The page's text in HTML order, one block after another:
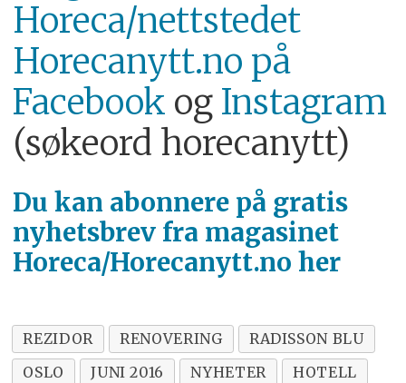
Horeca/nettstedet
Horecanytt.no på
Facebook og Instagram
(søkeord horecanytt)
Du kan abonnere på gratis
nyhetsbrev fra magasinet
Horeca/Horecanytt.no her
REZIDOR RENOVERING
RADISSON BLU
OSLO
JUNI 2016 NYHETER
HOTELL